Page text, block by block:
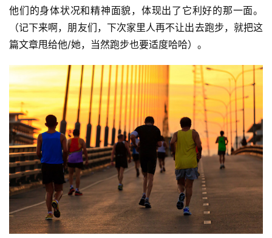
比
赛
观
察
装
备
他们的身体状况和精神面貌，体现出了它利好的那一面。
（记下来啊，朋友们，下次家里人再不让出去跑步，就把这
篇文章甩给他/她，当然跑步也要适度哈哈）。